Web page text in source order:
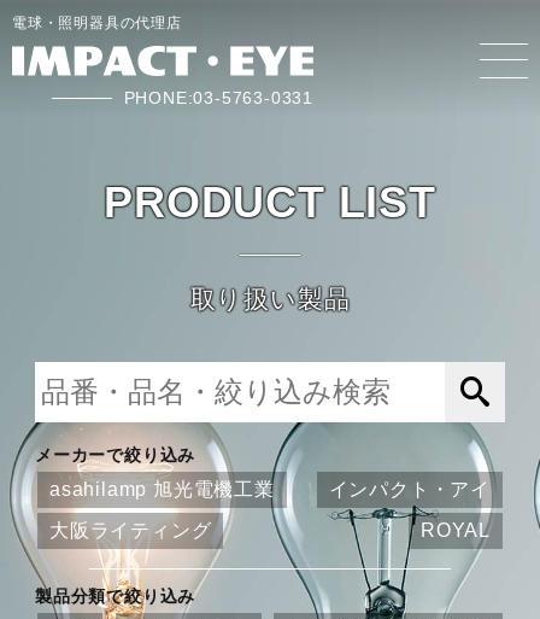
電球・照明器具の代理店
PHONE:03-5763-0331
PRODUCT LIST
取り扱い製品
メーカーで絞り込み
asahilamp 旭光電機工業
インパクト・アイ
大阪ライティング
ROYAL
製品分類で絞り込み